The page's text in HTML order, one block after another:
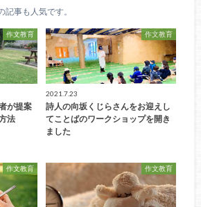
記事も人気です。
作文教育
が提案
法
作文教育
2021.7.23
詩人の向坂くじらさんをお迎えし
てことばのワークショップを開き
ました
作文教育 作文教育